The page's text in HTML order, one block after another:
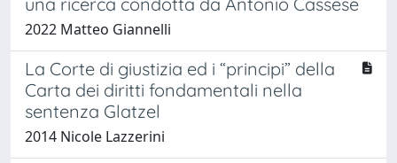
2022 Matteo Giannelli
La Corte di giustizia ed i “principi” della
Carta dei diritti fondamentali nella
sentenza Glatzel
2014 Nicole Lazzerini